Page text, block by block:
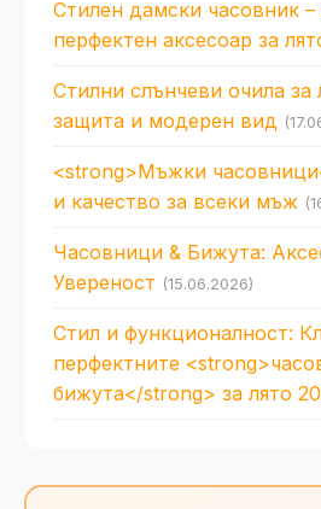
Стилен дамски часовник
перфектен аксесоар за
Стилни слънчеви очила за
защита и модерен вид
<strong>Мъжки
и качество за всеки мъж
Часовници & Бижута:
Увереност (15.06.2026)
Стил и функционалност:
перфектните
бижута</strong> за лято